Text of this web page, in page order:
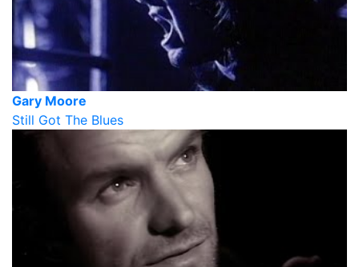
Gary Moore
Still Got The Blues